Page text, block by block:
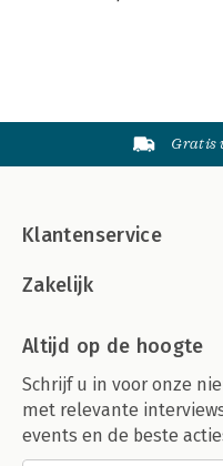
Gratis
Klantenservice
Zakelijk
Altijd op de hoogte
Schrijf u in voor onze
met relevante
events en de beste